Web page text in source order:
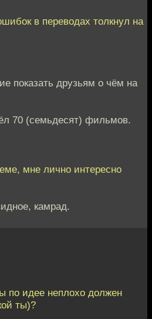
в переводах толкнул на
показать друзьям о чём на
70 (семьдесят) фильмов.
мне лично интересно
камрад.
по идее неплохо должен
ты)?